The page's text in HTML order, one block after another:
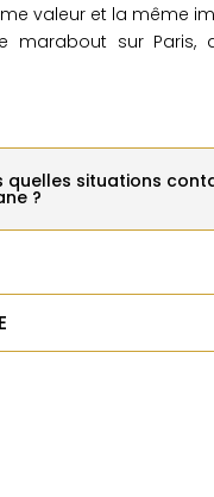
valeur et la même
marabout sur
quelles situations
?